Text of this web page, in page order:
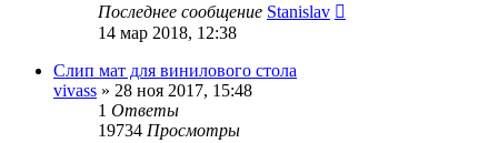
Последнее сообщение Stanislav
14 мар 2018, 12:38
Слип мат для винилового стола
vivass » 28 ноя 2017, 15:48
1 Ответы
19734 Просмотры